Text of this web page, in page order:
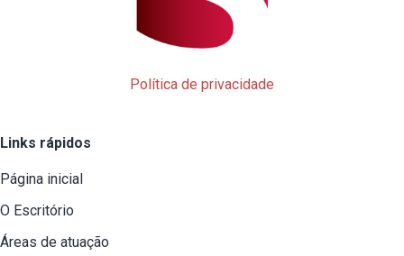
Política de privacidade
Links rápidos
Página inicial
O Escritório
Áreas de atuação